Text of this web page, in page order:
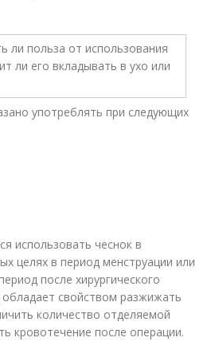
употреблять при следующих
использовать чеснок в
целях в период менструации или
после хирургического
свойством разжижать
количество отделяемой
кровотечение после операции.